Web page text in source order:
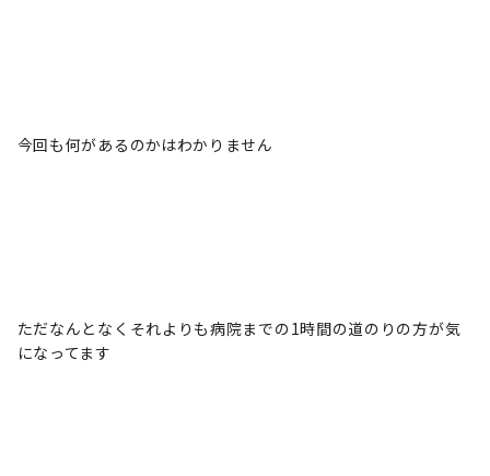
今回も何があるのかはわかりません
ただなんとなくそれよりも病院までの1時間の道のりの方が気
になってます